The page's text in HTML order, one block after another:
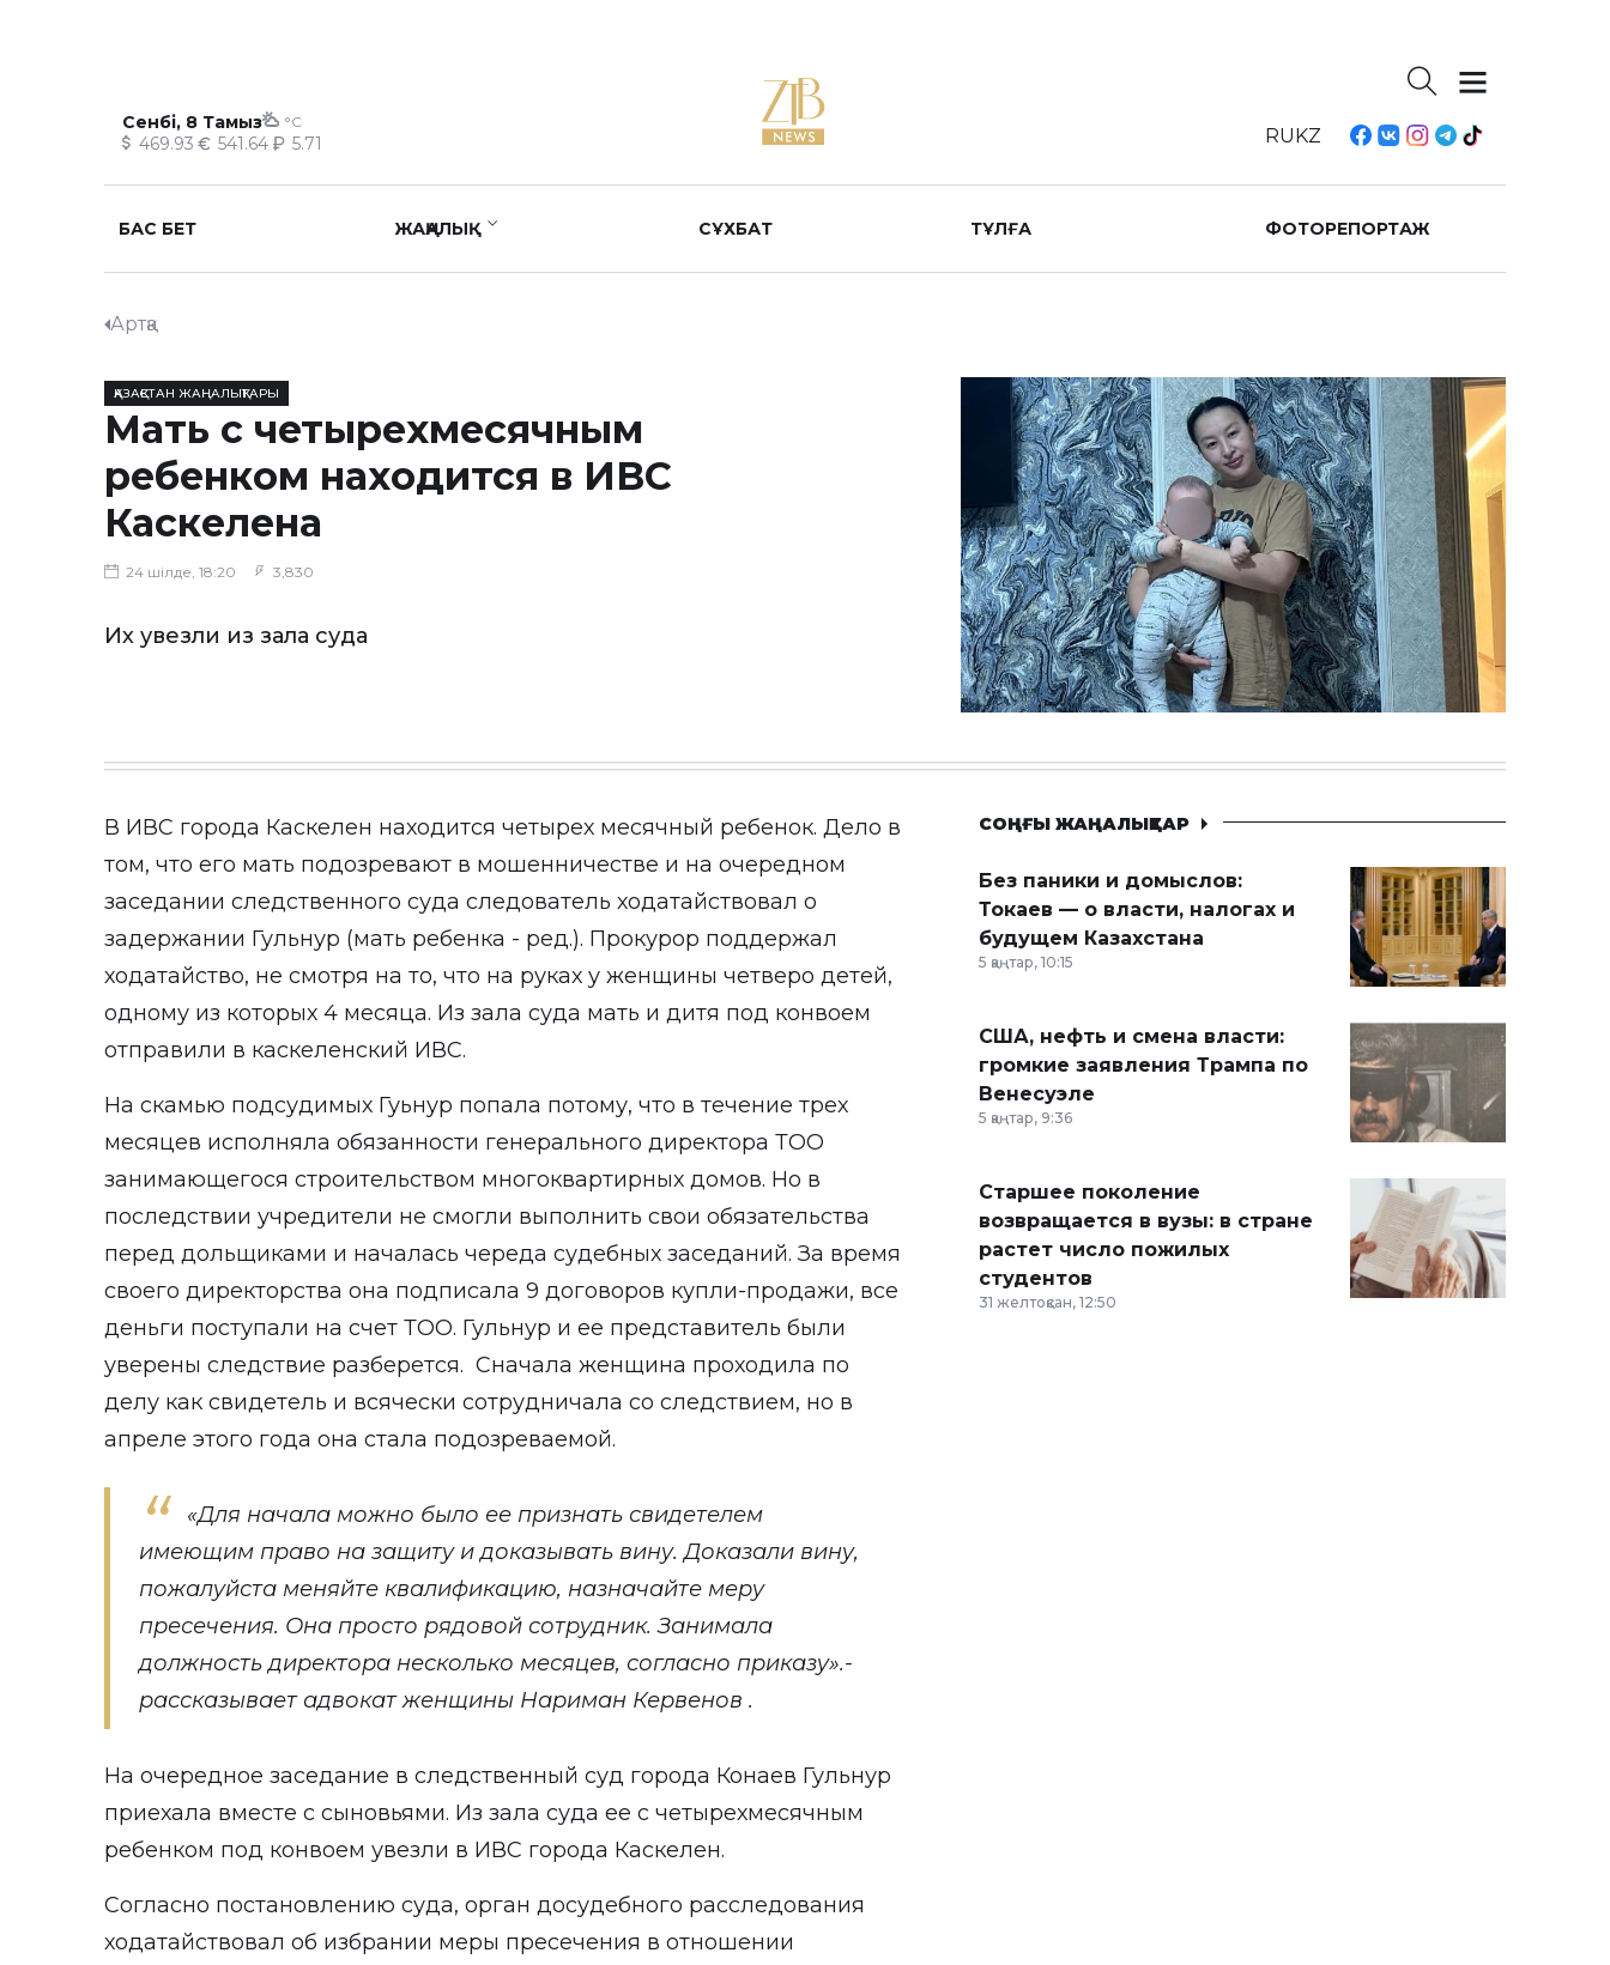
Сенбі, 8 Тамыз °C
469.93 541.64 5.71 RUKZ
БАС БЕТ ЖАҢАЛЫҚ СҰХБАТ ТҰЛҒА ФОТОРЕПОРТАЖ
Артқа
ҚАЗАҚСТАН ЖАҢАЛЫҚТАРЫ
Мать с четырехмесячным
ребенком находится в ИВС
Каскелена
24 шілде, 18:20 3,830
Их увезли из зала суда
В ИВС города Каскелен находится четырех месячный ребенок. Дело в
том, что его мать подозревают в мошенничестве и на очередном
заседании следственного суда следователь ходатайствовал о
задержании Гульнур (мать ребенка - ред.). Прокурор поддержал
ходатайство, не смотря на то, что на руках у женщины четверо детей,
одному из которых 4 месяца. Из зала суда мать и дитя под конвоем
отправили в каскеленский ИВС.
На скамью подсудимых Гуьнур попала потому, что в течение трех
месяцев исполняла обязанности генерального директора ТОО
занимающегося строительством многоквартирных домов. Но в
последствии учредители не смогли выполнить свои обязательства
перед дольщиками и началась череда судебных заседаний. За время
своего директорства она подписала 9 договоров купли-продажи, все
деньги поступали на счет ТОО. Гульнур и ее представитель были
уверены следствие разберется. Сначала женщина проходила по
делу как свидетель и всячески сотрудничала со следствием, но в
апреле этого года она стала подозреваемой.
«Для начала можно было ее признать свидетелем
имеющим право на защиту и доказывать вину. Доказали вину,
пожалуйста меняйте квалификацию, назначайте меру
пресечения. Она просто рядовой сотрудник. Занимала
должность директора несколько месяцев, согласно приказу».-
рассказывает адвокат женщины Нариман Кервенов .
На очередное заседание в следственный суд города Конаев Гульнур
приехала вместе с сыновьями. Из зала суда ее с четырехмесячным
ребенком под конвоем увезли в ИВС города Каскелен.
Согласно постановлению суда, орган досудебного расследования
ходатайствовал об избрании меры пресечения в отношении
СОҢҒЫ ЖАҢАЛЫҚТАР
Без паники и домыслов:
Токаев — о власти, налогах и
будущем Казахстана
5 қаңтар, 10:15
США, нефть и смена власти:
громкие заявления Трампа по
Венесуэле
5 қаңтар, 9:36
Старшее поколение
возвращается в вузы: в стране
растет число пожилых
студентов
31 желтоқсан, 12:50